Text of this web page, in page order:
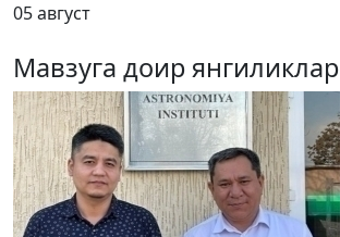
05 август
Мавзуга доир янгиликлар